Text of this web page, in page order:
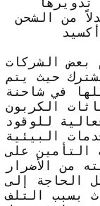
من الشحن
بعض الشركات
حيث يتم
في شاحنة
الكربون
البيئية
التأمين على
من الأضرار
الحاجة إلى